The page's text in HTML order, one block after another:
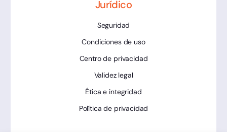
Jurídico
Seguridad
Condiciones de uso
Centro de privacidad
Validez legal
Ética e integridad
Política de privacidad